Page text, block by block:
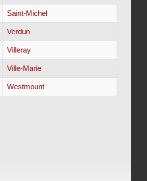
Saint-Michel
Verdun
Villeray
Ville-Marie
Westmount